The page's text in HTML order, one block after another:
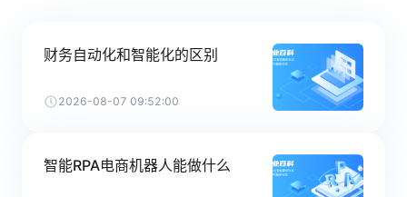
财务自动化和智能化的区别
2026-08-07 09:52:00
智能RPA电商机器人能做什么